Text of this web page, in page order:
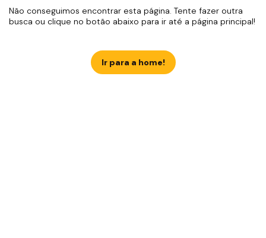
Não conseguimos encontrar esta página. Tente fazer outra
busca ou clique no botão abaixo para ir até a página principal!
Ir para a home!